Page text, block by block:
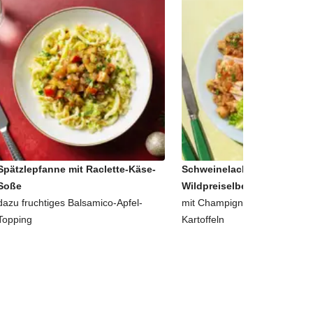
mit Raclette-Käse-
fruchtiges Balsamico-Apfel-
Schweinelachssteak in
Wildpreiselbeer-Soße
mit Champignons und roten
Kartoffeln